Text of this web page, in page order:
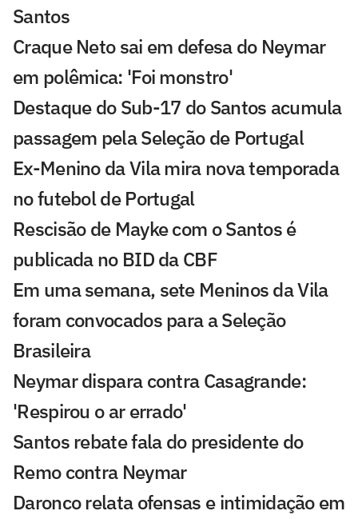
Santos
Craque Neto sai em defesa do Neymar
em polêmica: 'Foi monstro'
Destaque do Sub-17 do Santos acumula
passagem pela Seleção de Portugal
Ex-Menino da Vila mira nova temporada
no futebol de Portugal
Rescisão de Mayke com o Santos é
publicada no BID da CBF
Em uma semana, sete Meninos da Vila
foram convocados para a Seleção
Brasileira
Neymar dispara contra Casagrande:
'Respirou o ar errado'
Santos rebate fala do presidente do
Remo contra Neymar
Daronco relata ofensas e intimidação em